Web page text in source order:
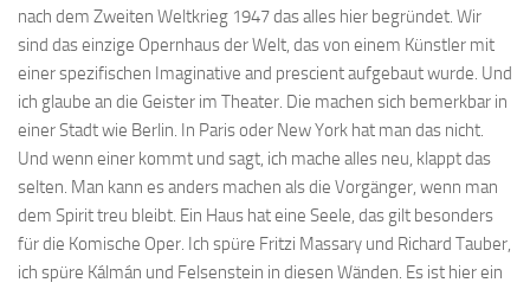
nach dem Zweiten Weltkrieg 1947 das alles hier begründet. Wir
sind das einzige Opernhaus der Welt, das von einem Künstler mit
einer spezifischen Imaginative and prescient aufgebaut wurde. Und
ich glaube an die Geister im Theater. Die machen sich bemerkbar in
einer Stadt wie Berlin. In Paris oder New York hat man das nicht.
Und wenn einer kommt und sagt, ich mache alles neu, klappt das
selten. Man kann es anders machen als die Vorgänger, wenn man
dem Spirit treu bleibt. Ein Haus hat eine Seele, das gilt besonders
für die Komische Oper. Ich spüre Fritzi Massary und Richard Tauber,
ich spüre Kálmán und Felsenstein in diesen Wänden. Es ist hier ein